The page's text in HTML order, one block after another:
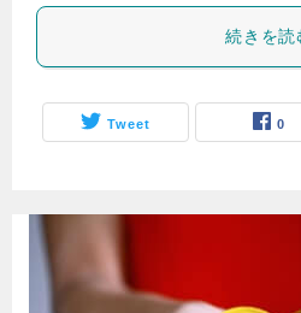
続きを読
Tweet 0